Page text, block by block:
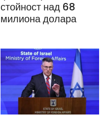
стойност над 68
милиона долара